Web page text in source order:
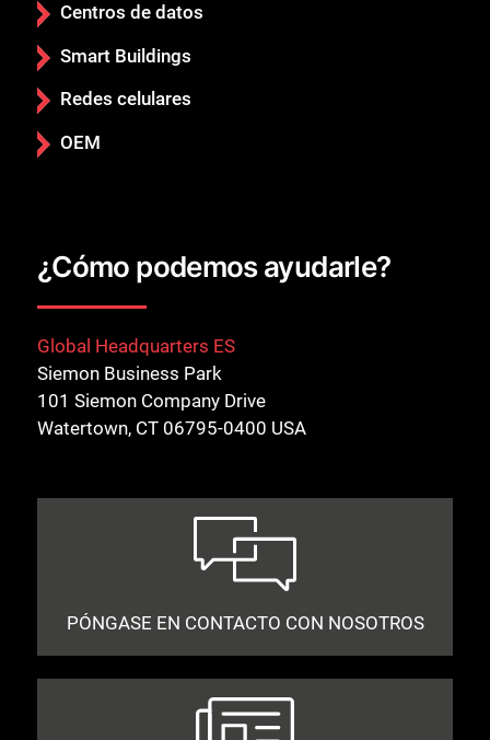
Centros de datos
Smart Buildings
Redes celulares
OEM
¿Cómo podemos ayudarle?
Global Headquarters ES
Siemon Business Park
101 Siemon Company Drive
Watertown, CT 06795-0400 USA
PÓNGASE EN CONTACTO CON NOSOTROS